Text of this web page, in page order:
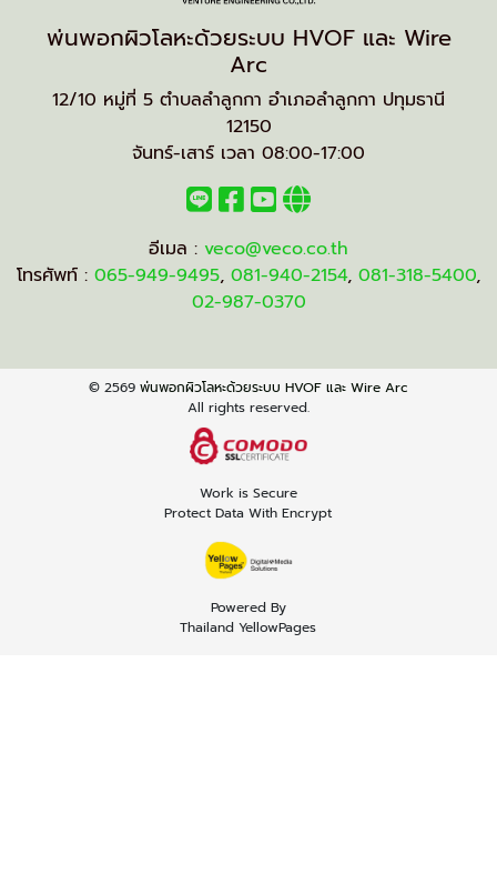
พ่นพอกผิวโลหะด้วยระบบ HVOF และ Wire
Arc
12/10 หมู่ที่ 5 ตำบลลำลูกกา อำเภอลำลูกกา ปทุมธานี
12150
จันทร์-เสาร์ เวลา 08:00-17:00
อีเมล : veco@veco.co.th
โทรศัพท์ : 065-949-9495, 081-940-2154, 081-318-5400,
02-987-0370
© 2569 พ่นพอกผิวโลหะด้วยระบบ HVOF และ Wire Arc
All rights reserved.
Work is Secure
Protect Data With Encrypt
Powered By
Thailand YellowPages